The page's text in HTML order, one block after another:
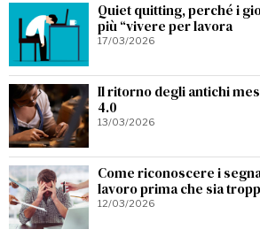
Quiet quitting, perché i
più “vivere per lavora
17/03/2026
Il ritorno degli antichi
4.0
13/03/2026
Come riconoscere i
lavoro prima che sia
12/03/2026